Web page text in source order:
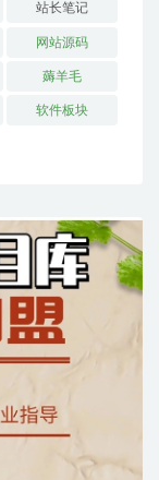
站长笔记
网站源码
薅羊毛
软件板块